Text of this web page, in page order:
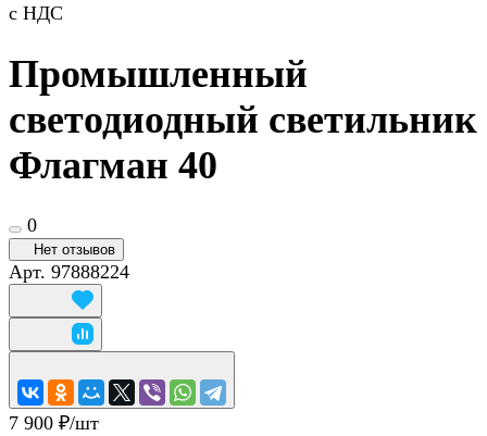
с НДС
Промышленный
светодиодный светильник
Флагман 40
0
Нет отзывов
Арт. 97888224
7 900 ₽/шт